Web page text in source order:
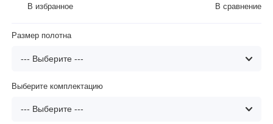
В избранное В сравнение
Размер полотна
Выберите комплектацию